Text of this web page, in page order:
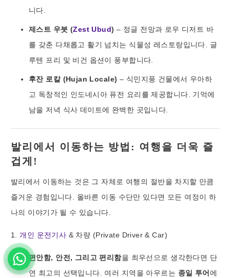
니다.
제스트 우붓 (Zest Ubud) – 정글 전망과 로우 디저트 바
를 갖춘 다채롭고 활기 넘치는 식물성 레스토랑입니다. 글
루텐 프리 및 비건 옵션이 풍부합니다.
후잔 로칼 (Hujan Locale) – 식민지풍 건물에서 우아하
고 독창적인 인도네시아 퓨전 요리를 제공합니다. 기억에
남을 저녁 식사 데이트에 완벽한 곳입니다.
발리에서 이동하는 방법: 여행을 더욱 즐
겁게!
발리에서 이동하는 것은 그 자체로 여행의 절반을 차지할 만큼
즐거운 경험입니다. 올바른 이동 수단만 있다면 모든 여정이 하
나의 이야기가 될 수 있습니다.
1.개인 운전기사 & 차량 (Private Driver & Car)
편안함, 안전, 그리고 편리함을 최우선으로 생각한다면 단
연 최고의 선택입니다. 여러 지역을 아우르는 종일 투어 에